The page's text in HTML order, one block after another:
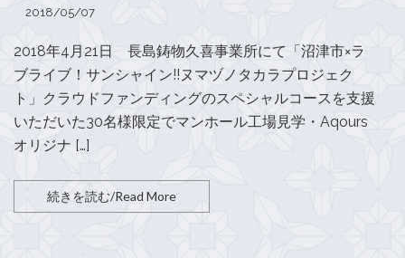
2018/05/07
2018年4月21日 長島鋳物久喜事業所にて「沼津市×ラ
ブライブ！サンシャイン!!ヌマヅノタカラプロジェク
ト」クラウドファンディングのスペシャルコースを支援
いただいた30名様限定でマンホール工場見学・Aqours
オリジナ […]
続きを読む/Read More